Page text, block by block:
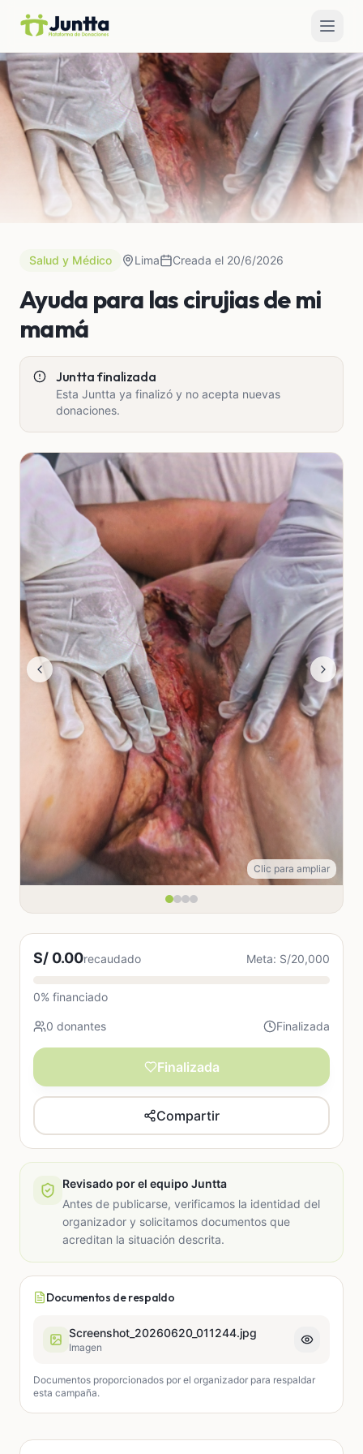
Salud y Médico Lima Creada el 20/6/2026
Ayuda para las cirujias de mi
mamá
Juntta finalizada
Esta Juntta ya finalizó y no acepta nuevas
donaciones.
Clic para ampliar
S/ 0.00recaudado Meta: S/20,000
0% financiado
0 donantes Finalizada
Finalizada
Compartir
Revisado por el equipo Juntta
Antes de publicarse, verificamos la identidad del
organizador y solicitamos documentos que
acreditan la situación descrita.
Documentos de respaldo
Screenshot_20260620_011244.jpg
Imagen
Documentos proporcionados por el organizador para respaldar
esta campaña.